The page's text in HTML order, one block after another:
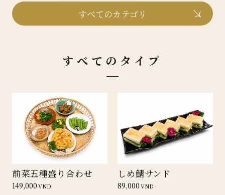
すべてのカテゴリ
すべてのタイプ
前菜五種盛り合わせ
149,000VND
しめ鯖サンド
89,000VND